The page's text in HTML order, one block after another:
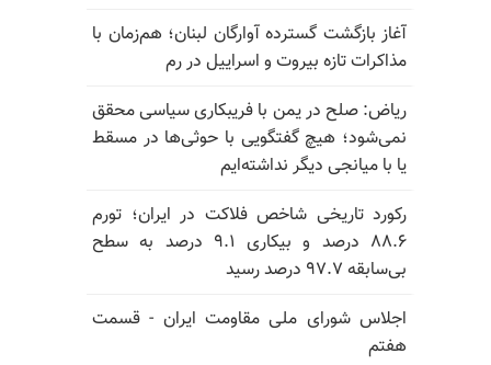
آغاز بازگشت گسترده آوارگان لبنان؛ هم‌زمان با
مذاکرات تازه بیروت و اسراییل در رم
ریاض: صلح در یمن با فریبکاری سیاسی محقق
نمی‌شود؛ هیچ گفتگویی با حوثی‌ها در مسقط
یا با میانجی دیگر نداشته‌ایم
رکورد تاریخی شاخص فلاکت در ایران؛ تورم
۸۸.۶ درصد و بیکاری ۹.۱ درصد به سطح
بی‌سابقه ۹۷.۷ درصد رسید
اجلاس شورای ملی مقاومت ایران - قسمت
هفتم